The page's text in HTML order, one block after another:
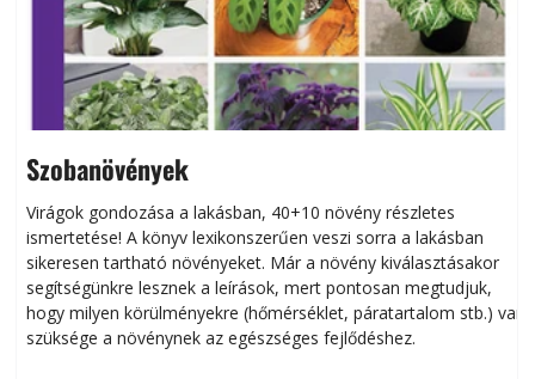
Szobanövények
Virágok gondozása a lakásban, 40+10 növény részletes
ismertetése! A könyv lexikonszerűen veszi sorra a lakásban
sikeresen tart­ha­tó növényeket. Már a növény kiválasztásakor
segítségünkre lesznek a leírások, mert pontosan megtudjuk,
hogy milyen körülményekre (hőmérséklet, páratartalom stb.) van
szüksége a növénynek az egészséges fejlődéshez.